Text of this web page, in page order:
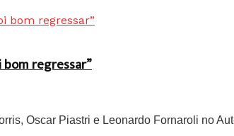
regressar”
Oscar Piastri e Leonardo Fornaroli no